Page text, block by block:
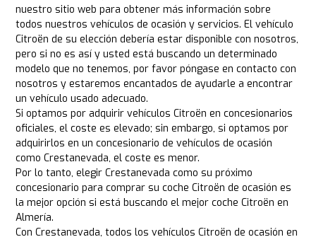
nuestro sitio web para obtener más información sobre
todos nuestros vehículos de ocasión y servicios. El vehículo
Citroën de su elección debería estar disponible con nosotros,
pero si no es así y usted está buscando un determinado
modelo que no tenemos, por favor póngase en contacto con
nosotros y estaremos encantados de ayudarle a encontrar
un vehículo usado adecuado.
Si optamos por adquirir vehículos Citroën en concesionarios
oficiales, el coste es elevado; sin embargo, si optamos por
adquirirlos en un concesionario de vehículos de ocasión
como Crestanevada, el coste es menor.
Por lo tanto, elegir Crestanevada como su próximo
concesionario para comprar su coche Citroën de ocasión es
la mejor opción si está buscando el mejor coche Citroën en
Almería.
Con Crestanevada, todos los vehículos Citroën de ocasión en